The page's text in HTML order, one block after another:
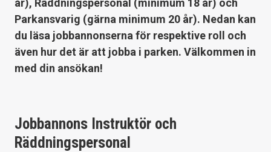
år), Räddningspersonal (minimum 18 år) och
Parkansvarig (gärna minimum 20 år). Nedan kan
du läsa jobbannonserna för respektive roll och
även hur det är att jobba i parken. Välkommen in
med din ansökan!
Jobbannons Instruktör och
Räddningspersona